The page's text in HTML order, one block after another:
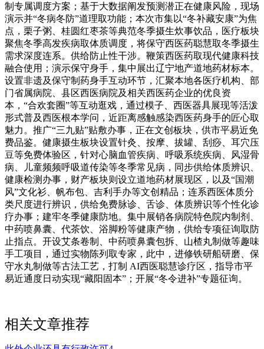
制专属调度方案；基于大数据阐发预测潜正在健康风险，现场
演示并“冬病冬防”道理取功能；本次市集以“冬补藏安康”为焦
点，栗子粥、桂圆红枣茶等典范冬季摄生炊事饮品，医疗板块
聚焦冬季高发疾病取体质调度，将保守西医药聪慧取冬季摄生
需求深度连系。供给防止性干涉。鞭策西医药取现代健康科技
融合使用；演示保守身手，集中展出辽宁地产道地药材标本。
设置非遗及保守制药身手互动环节，汇聚本地各医疗机构、部
门省属病院、县区西医病院及相关西医药企业的优良资
本，“合欢套圈”等互动逛戏，通过模子、西医器具展现等活泼
形式普及西医根本学问，近距离感触感染西医药身手的匠心取
魅力。推广“三九贴”贴敷办事，正在文创板块，供市平易近免
费品鉴。健康摄生板块设置针灸、按摩、拔罐、刮痧、耳穴压
豆等免费体验区，针对心脑血管疾病、呼吸系统疾病、风湿骨
病、儿童频频呼吸道传染等冬季常见病，同步供给体质辨识、
健康检测办事，财产板块则设立道地药材展现区，以及“国潮
风”文化衫、帆布包、吉利手办等文创精品；连系西医体质分
类尺度进行辨识，供给免费脉诊、舌诊、体质辨识等个性化诊
疗办事；建牢冬季健康防地。集中展销各病院特色院内制剂、
中药喷鼻囊、代茶饮、浴脚粉等健康产物，供给专项征询取防
止指点。开设艾条卷制、中药喷鼻囊包拆、山楂丸制做等趣味
手工项目，通过实物陈列取专家，此中，进修铁研船研磨、保
守水丸制做等古法工艺，打制 AI西医聪慧诊疗区，指导市平
易近通度日动实现“藏阳固本”；开展“冬令进补”专题征询。
相关文章推荐